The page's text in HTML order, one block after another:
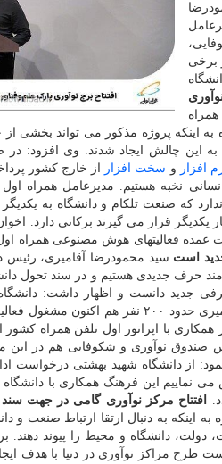
محمودرضا
برخی
به اینکه پروژه مذکور می تواند بخشی
این چالش ایجاد شدند. وی افزود: در
افزار و سخت افزار
از خارج کشور
نخبه هستیم. مدیرعامل همراه اول
که صنعت تلکام و دانشگاه به
قرار می گیرند برکاتی دارد. اخوان
عمده فعالیتهای هوش مصنوعی همراه
است سید محمودرضا آقامیری، رئیس
حرف جدیدی هستیم و در سند تحول
جدید دانست و اظهار داشت: دانشگاه
متخصص برای این شرکت و صنعت تلکام کمک نماید. به قول
همکاری با اپراتور اول تلفن همراه
صندوق نوآوری و شکوفایی هم در این
از دانشگاه شهید بهشتی درخواست
این فرهنگ همکاری با دانشگاه
افتتاح مرکز نوآوری گامی در جهت
اینکه به دنبال ارتقا ارتباط صنعت و
دانشگاه و محیط را پیوند دهند.
مراکز نوآوری در دنیا با هدف